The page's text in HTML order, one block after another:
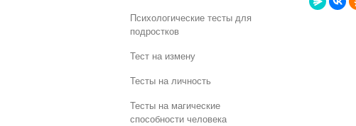
Психологические тесты для
подростков
Тест на измену
Тесты на личность
Тесты на магические
способности человека